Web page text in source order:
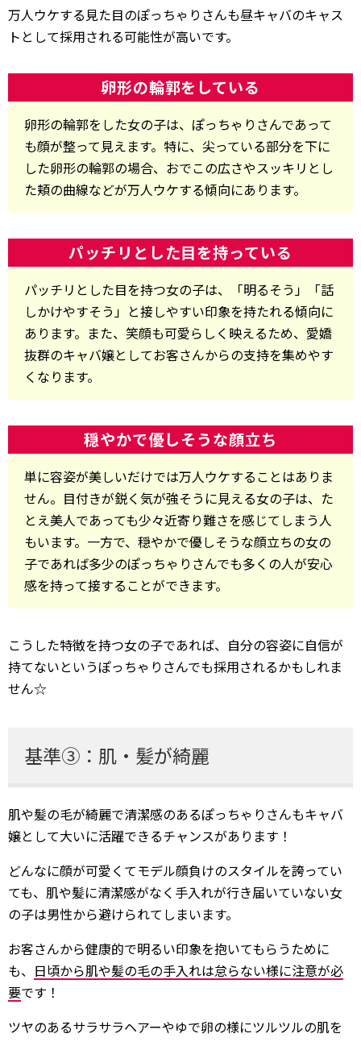
万人ウケする見た目のぽっちゃりさんも昼キャバのキャス
トとして採用される可能性が高いです。
卵形の輪郭をしている
卵形の輪郭をした女の子は、ぽっちゃりさんであって
も顔が整って見えます。特に、尖っている部分を下に
した卵形の輪郭の場合、おでこの広さやスッキリとし
た頬の曲線などが万人ウケする傾向にあります。
パッチリとした目を持っている
パッチリとした目を持つ女の子は、「明るそう」「話
しかけやすそう」と接しやすい印象を持たれる傾向に
あります。また、笑顔も可愛らしく映えるため、愛嬌
抜群のキャバ嬢としてお客さんからの支持を集めやす
くなります。
穏やかで優しそうな顔立ち
単に容姿が美しいだけでは万人ウケすることはありま
せん。目付きが鋭く気が強そうに見える女の子は、た
とえ美人であっても少々近寄り難さを感じてしまう人
もいます。一方で、穏やかで優しそうな顔立ちの女の
子であれば多少のぽっちゃりさんでも多くの人が安心
感を持って接することができます。
こうした特徴を持つ女の子であれば、自分の容姿に自信が
持てないというぽっちゃりさんでも採用されるかもしれま
せん☆
基準③：肌・髪が綺麗
肌や髪の毛が綺麗で清潔感のあるぽっちゃりさんもキャバ
嬢として大いに活躍できるチャンスがあります！
どんなに顔が可愛くてモデル顔負けのスタイルを誇ってい
ても、肌や髪に清潔感がなく手入れが行き届いていない女
の子は男性から避けられてしまいます。
お客さんから健康的で明るい印象を抱いてもらうために
も、 日頃から肌や髪の毛の手入れは怠らない様に注意が必
要です！
ツヤのあるサラサラヘアーやゆで卵の様にツルツルの肌を